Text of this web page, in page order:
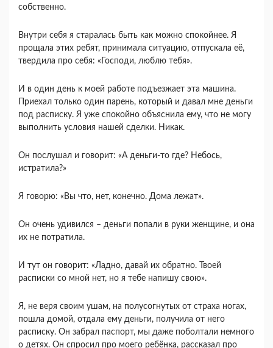
собственно.
Внутри себя я старалась быть как можно спокойнее. Я
прощала этих ребят, принимала ситуацию, отпускала её,
твердила про себя: «Господи, люблю тебя».
И в один день к моей работе подъезжает эта машина.
Приехал только один парень, который и давал мне деньги
под расписку. Я уже спокойно объяснила ему, что не могу
выполнить условия нашей сделки. Никак.
Он послушал и говорит: «А деньги-то где? Небось,
истратила?»
Я говорю: «Вы что, нет, конечно. Дома лежат».
Он очень удивился – деньги попали в руки женщине, и она
их не потратила.
И тут он говорит: «Ладно, давай их обратно. Твоей
расписки со мной нет, но я тебе напишу свою».
Я, не веря своим ушам, на полусогнутых от страха ногах,
пошла домой, отдала ему деньги, получила от него
расписку. Он забрал паспорт, мы даже поболтали немного
о детях. Он спросил про моего ребёнка, рассказал про